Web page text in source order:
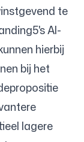
te
AI-
hierbij
bij het
lagere